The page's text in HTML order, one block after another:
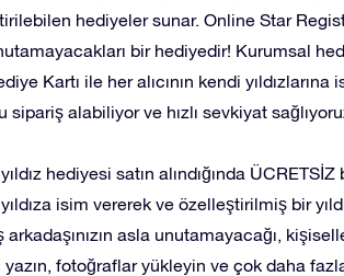
hediyeler sunar. Online Star
bir hediyedir! Kurumsal
Kartı ile her alıcının kendi
alabiliyor ve hızlı sevkiyat
hediyesi satın alındığında ÜCRETSİZ
isim vererek ve özelleştirilmiş bir
arkadaşınızın asla unutamayacağı,
fotoğraflar yükleyin ve çok daha